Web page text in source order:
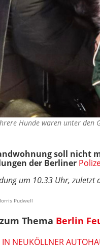
Hunde waren unter
soll nicht
der Berliner
um 10.33 Uhr,
Pudwell
Thema Berlin
NEUKÖLLNER